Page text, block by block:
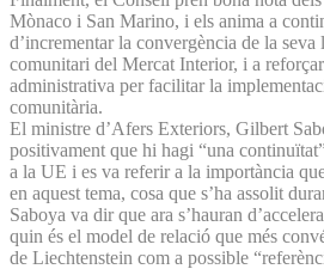
Mònaco i San Marino, i els anima a
d’incrementar la convergència de la seva
comunitari del Mercat Interior, i a
administrativa per facilitar la
comunitària.
El ministre d’Afers Exteriors, Gilbert
positivament que hi hagi “una
a la UE i es va referir a la importància
en aquest tema, cosa que s’ha assolit
Saboya va dir que ara s’hauran
quin és el model de relació que més
de Liechtenstein com a possible